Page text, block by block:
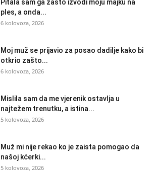
Pitala sam ga zašto izvodi moju majku na
ples, a onda...
6 kolovoza, 2026
Moj muž se prijavio za posao dadilje kako bi
otkrio zašto...
6 kolovoza, 2026
Mislila sam da me vjerenik ostavlja u
najtežem trenutku, a istina...
5 kolovoza, 2026
Muž mi nije rekao ko je zaista pomogao da
našoj kćerki...
5 kolovoza, 2026